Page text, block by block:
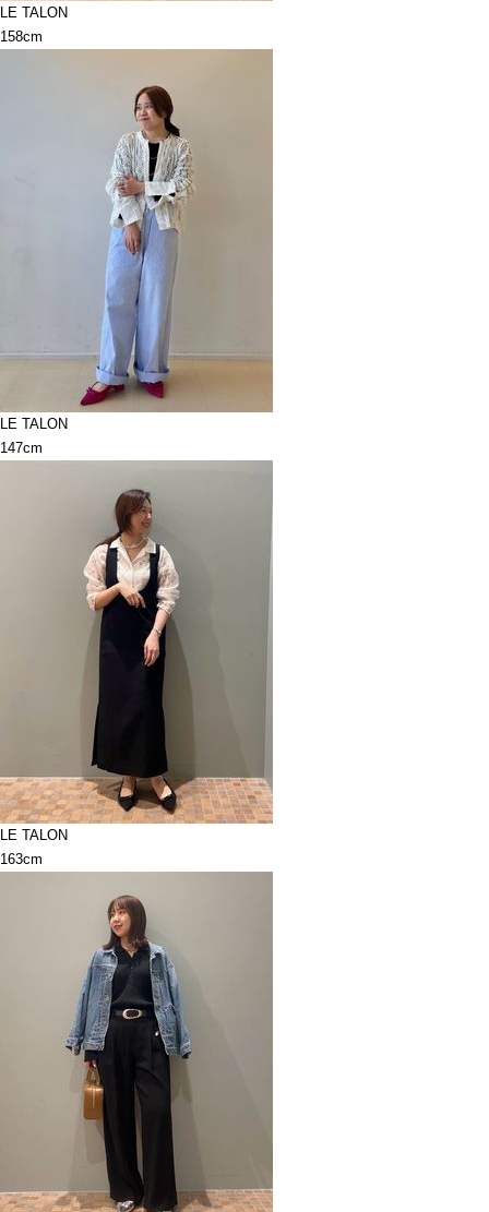
LE TALON
158cm
LE TALON
147cm
LE TALON
163cm